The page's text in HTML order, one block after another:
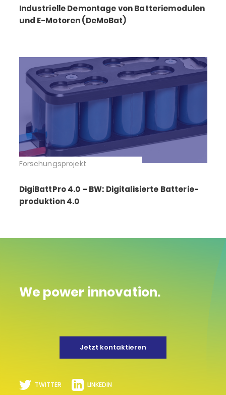
Industrielle Demontage von Batteriemodulen
und E-Motoren (DeMoBat)
Forschungsprojekt
DigiBattPro 4.0 – BW: Digitalisierte Batterie­
produktion 4.0
We power innovation.
Jetzt kontaktieren
TWITTER LINKEDIN